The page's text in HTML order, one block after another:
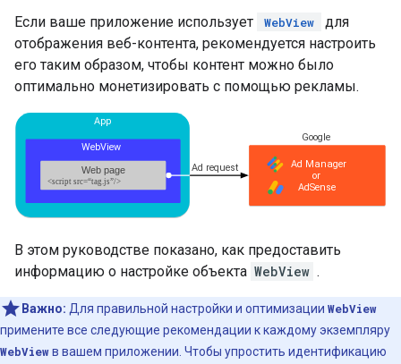
Если ваше приложение использует WebView
для
отображения веб-контента, рекомендуется настроить
его таким образом, чтобы контент можно было
оптимально монетизировать с помощью рекламы.
В этом руководстве показано, как предоставить
информацию о настройке объекта WebView .
Важно: Для правильной настройки и оптимизации WebView
примените все следующие рекомендации к каждому экземпляру
WebViewв вашем приложении. Чтобы упростить идентификацию